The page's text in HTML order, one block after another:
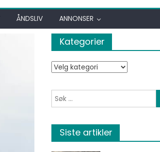
ÅNDSLIV ANNONSER
Kategorier
Kategorier
Søk etter:
Siste artikler